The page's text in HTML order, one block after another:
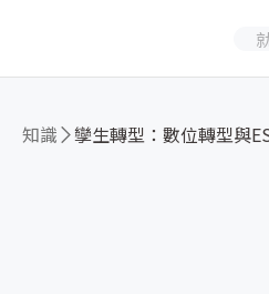
知識 孿生轉型：數位轉型與